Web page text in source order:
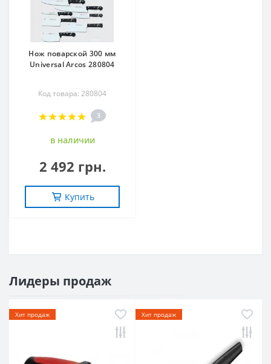
Нож поварской 300 мм
Universal Arcos 280804
Код товара: 280804
3
в наличии
2 492 грн.
Купить
Лидеры продаж
Хит продаж Хит продаж